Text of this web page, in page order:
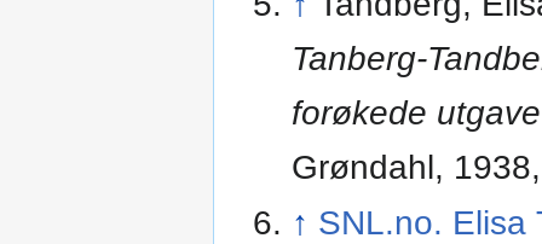
Tanberg-
forøkede utgave
Grøndahl,
↑ SNL.no. Elisa